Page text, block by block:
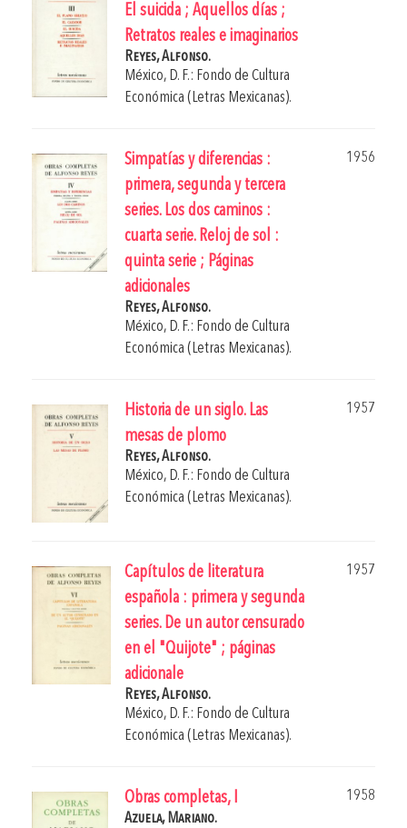
El suicida ; Aquellos días ;
Retratos reales e imaginarios
Reyes, Alfonso.
México, D. F.: Fondo de Cultura
Económica (Letras Mexicanas).
Simpatías y diferencias :
primera, segunda y tercera
series. Los dos caminos :
cuarta serie. Reloj de sol :
quinta serie ; Páginas
adicionales
1956
Reyes, Alfonso.
México, D. F.: Fondo de Cultura
Económica (Letras Mexicanas).
Historia de un siglo. Las
mesas de plomo
1957
Reyes, Alfonso.
México, D. F.: Fondo de Cultura
Económica (Letras Mexicanas).
Capítulos de literatura
española : primera y segunda
series. De un autor censurado
en el "Quijote" ; páginas
adicionale
1957
Reyes, Alfonso.
México, D. F.: Fondo de Cultura
Económica (Letras Mexicanas).
Obras completas, I
1958
Azuela, Mariano.